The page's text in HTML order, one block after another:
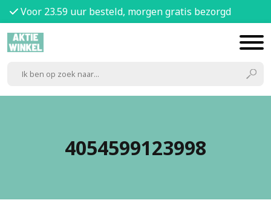
Voor 23.59 uur besteld, morgen gratis bezorgd
4054599123998